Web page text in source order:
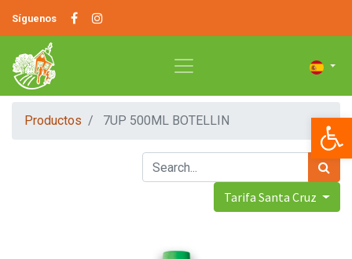
Síguenos
Productos 7UP 500ML BOTELLIN
Tarifa Santa Cruz